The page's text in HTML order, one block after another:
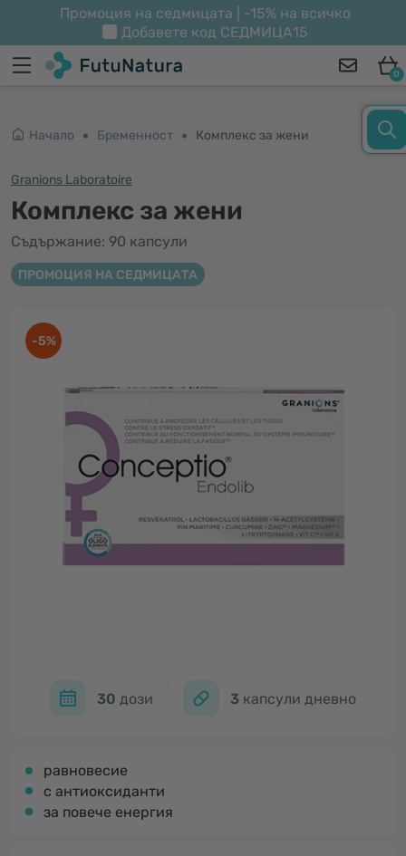
Промоция на седмицата | -15% на всичко
Добавете код СЕДМИЦА15
0
Начало Бременност Комплекс за жени
Granions Laboratoire
Комплекс за жени
Съдържание: 90 капсули
ПРОМОЦИЯ НА СЕДМИЦАТА
-5%
30 дози 3 капсули дневно
равновесие
с антиоксиданти
за повече енергия